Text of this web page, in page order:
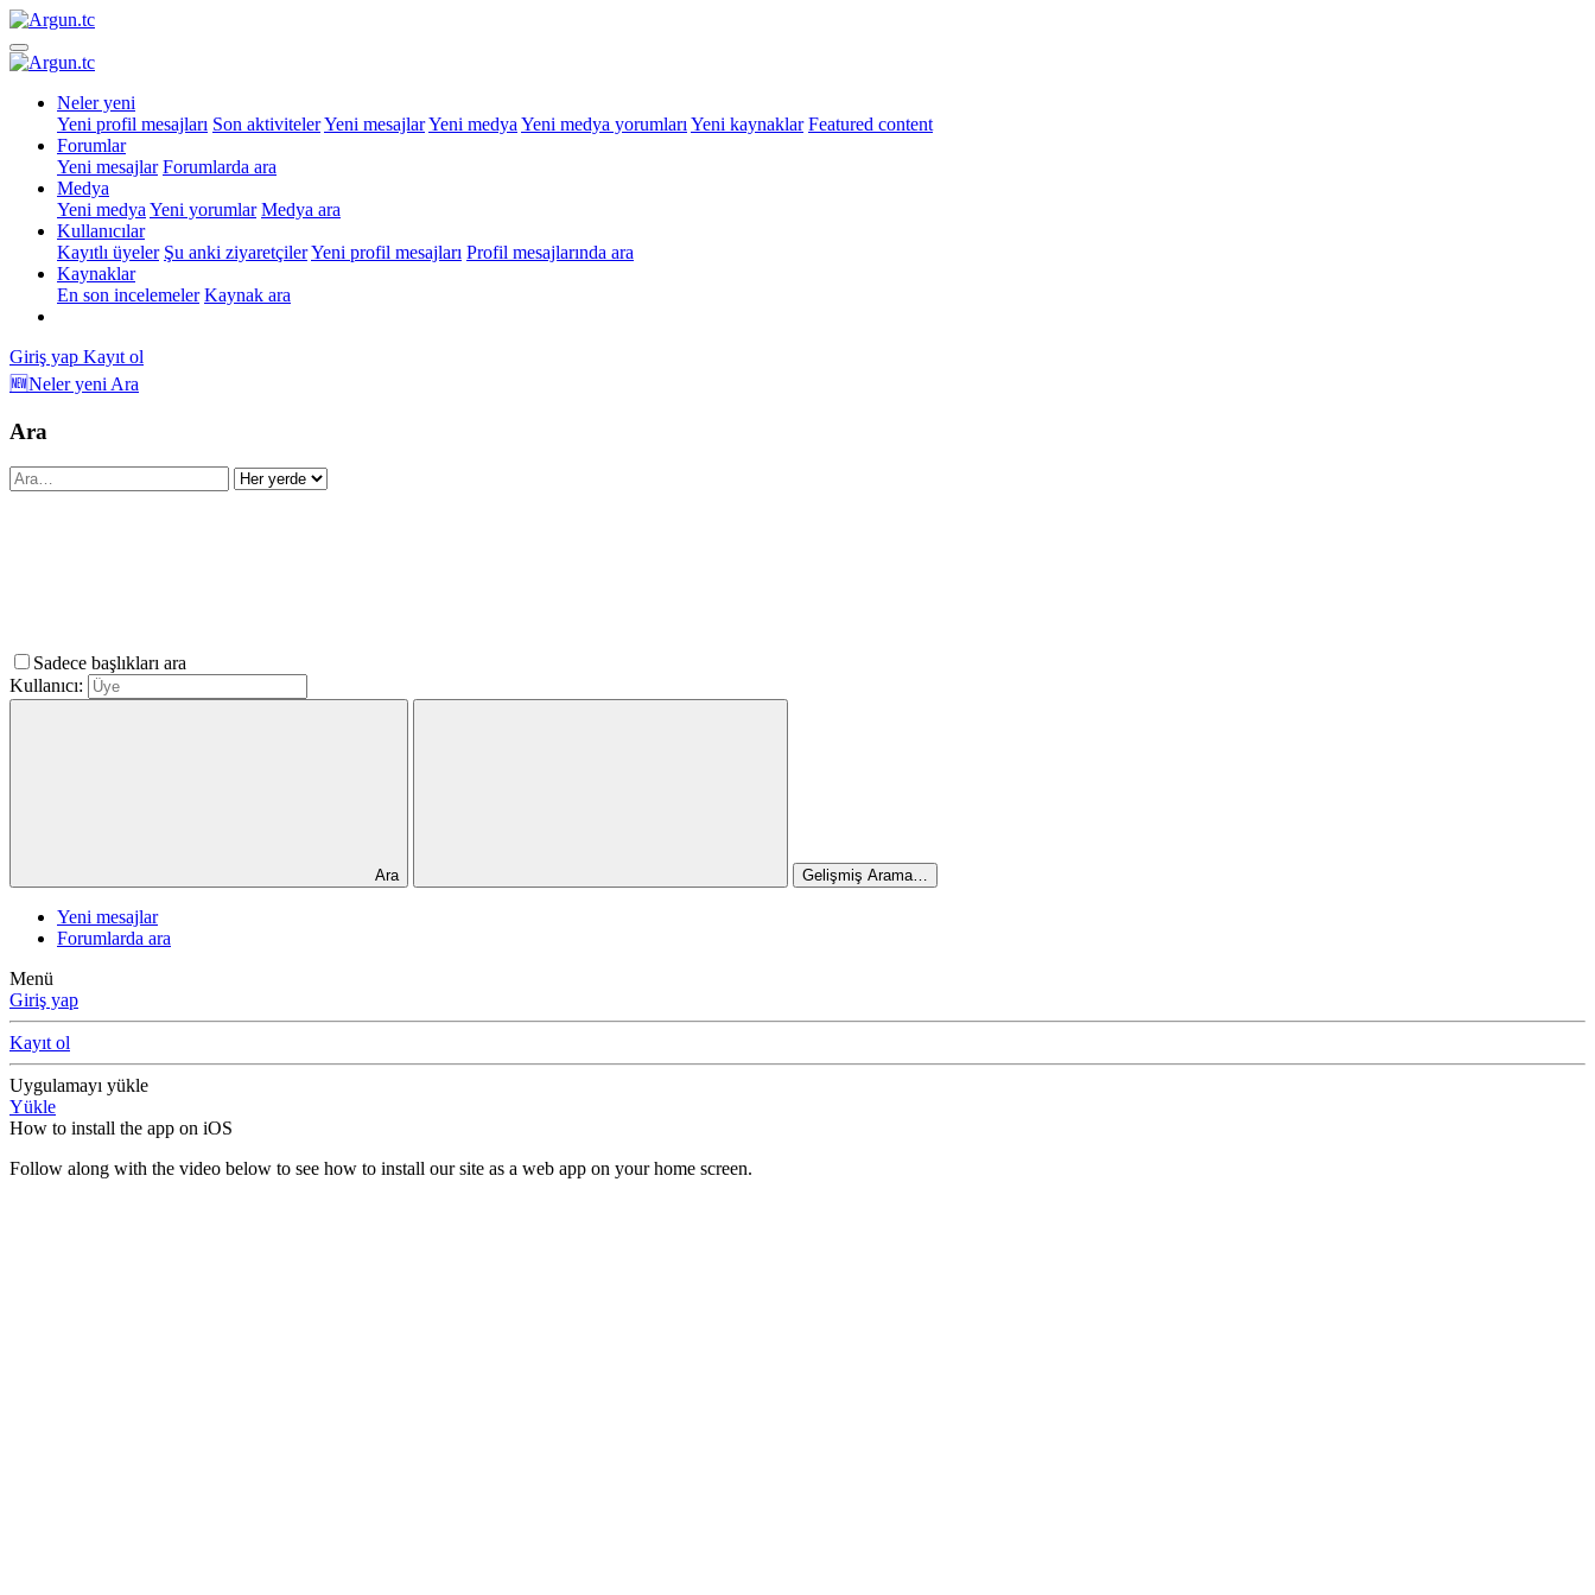
Neler yeni
Yeni profil mesajları Son aktivitelerYeni mesajlarYeni medya Yeni medya yorumları Yeni kaynaklar Featured content
Forumlar
Yeni mesajlar Forumlarda ara
Medya
Yeni medya Yeni yorumlar Medya ara
Kullanıcılar
Kayıtlı üyeler Şu anki ziyaretçilerYeni profil mesajları Profil mesajlarında ara
Kaynaklar
En son incelemeler Kaynak ara
Giriş yap Kayıt ol
🆕Neler yeni Ara
Ara
Sadece başlıkları ara
Kullanıcı:
Ara Gelişmiş Arama…
Yeni mesajlar
Forumlarda ara
Menü
Giriş yap
Kayıt ol
Uygulamayı yükle
Yükle
How to install the app on iOS
Follow along with the video below to see how to install our site as a web app on your home screen.